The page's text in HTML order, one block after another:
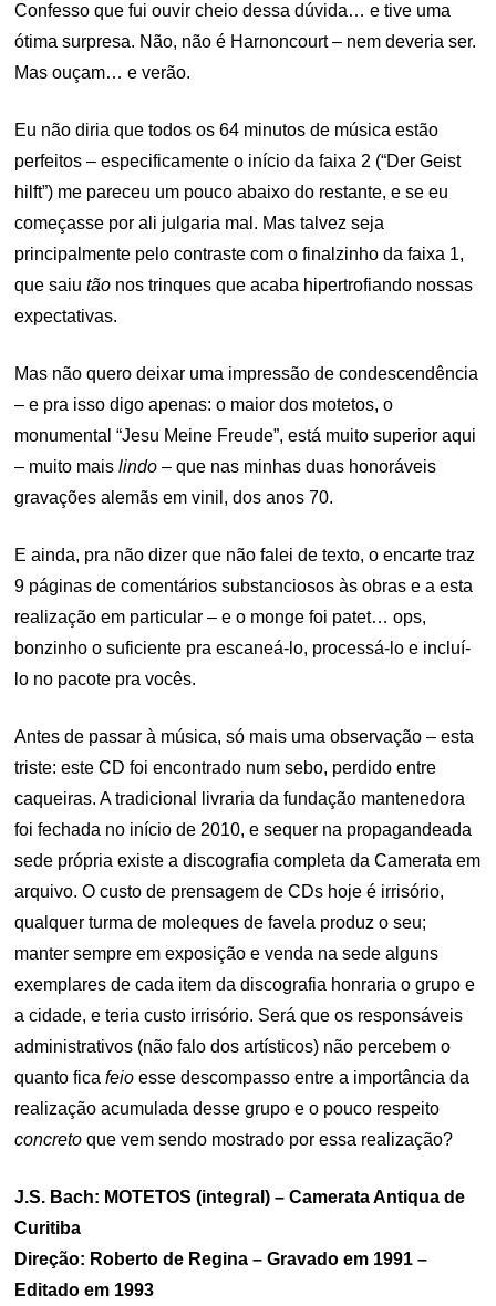
Confesso que fui ouvir cheio dessa dúvida… e tive uma
ótima surpresa. Não, não é Harnoncourt – nem deveria ser.
Mas ouçam… e verão.
Eu não diria que todos os 64 minutos de música estão
perfeitos – especificamente o início da faixa 2 (“Der Geist
hilft”) me pareceu um pouco abaixo do restante, e se eu
começasse por ali julgaria mal. Mas talvez seja
principalmente pelo contraste com o finalzinho da faixa 1,
que saiutão nos trinques que acaba hipertrofiando nossas
expectativas.
Mas não quero deixar uma impressão de condescendência
– e pra isso digo apenas: o maior dos motetos, o
monumental “Jesu Meine Freude”, está muito superior aqui
– muito maislindo – que nas minhas duas honoráveis
gravações alemãs em vinil, dos anos 70.
E ainda, pra não dizer que não falei de texto, o encarte traz
9 páginas de comentários substanciosos às obras e a esta
realização em particular – e o monge foi patet… ops,
bonzinho o suficiente pra escaneá-lo, processá-lo e incluí-
lo no pacote pra vocês.
Antes de passar à música, só mais uma observação – esta
triste: este CD foi encontrado num sebo, perdido entre
caqueiras. A tradicional livraria da fundação mantenedora
foi fechada no início de 2010, e sequer na propagandeada
sede própria existe a discografia completa da Camerata em
arquivo. O custo de prensagem de CDs hoje é irrisório,
qualquer turma de moleques de favela produz o seu;
manter sempre em exposição e venda na sede alguns
exemplares de cada item da discografia honraria o grupo e
a cidade, e teria custo irrisório. Será que os responsáveis
administrativos (não falo dos artísticos) não percebem o
quanto ficafeio esse descompasso entre a importância da
realização acumulada desse grupo e o pouco respeito
concretoque vem sendo mostrado por essa realização?
J.S. Bach: MOTETOS (integral) – Camerata Antiqua de
Curitiba
Direção: Roberto de Regina – Gravado em 1991 –
Editado em 1993